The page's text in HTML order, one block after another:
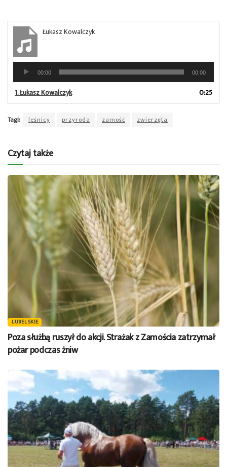
Łukasz Kowalczyk
Odtwarzacz
plików
dźwiękowych
00:00 00:00
1.Łukasz Kowalczyk 0:25
Tagi: leśnicy przyroda zamość zwierzęta
Czytaj także
LUBELSKIE
Poza służbą ruszył do akcji. Strażak z Zamościa zatrzymał
pożar podczas żniw